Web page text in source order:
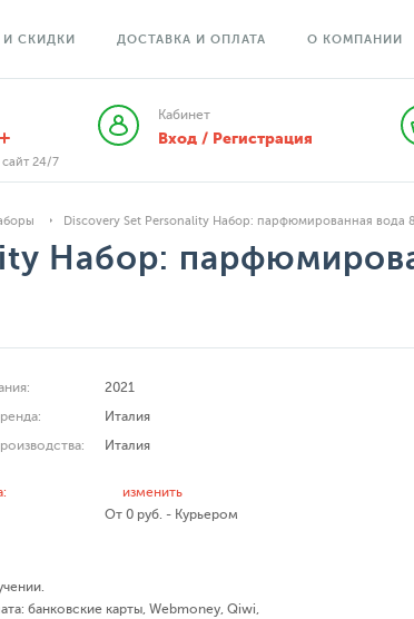
И СКИДКИ ДОСТАВКА И ОПЛАТА О КОМПАНИИ
24/7
Кабинет
Вход / Регистрация
Discovery Set Personality Набор: парфюмированная вода
Набор:
2021
Италия
Италия
изменить
От 0 руб. - Курьером
банковские карты, Webmoney, Qiwi,